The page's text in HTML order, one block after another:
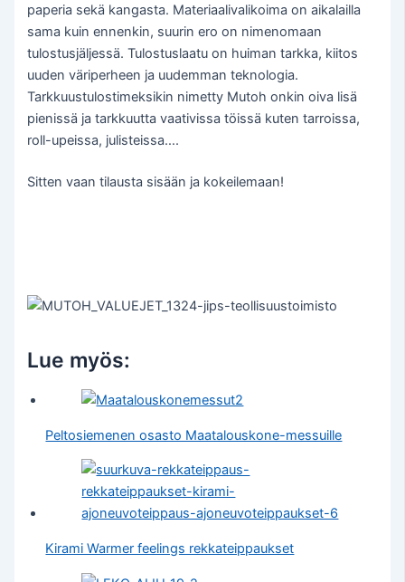
paperia sekä kangasta. Materiaalivalikoima on aikalailla
sama kuin ennenkin, suurin ero on nimenomaan
tulostusjäljessä. Tulostuslaatu on huiman tarkka, kiitos
uuden väriperheen ja uudemman teknologia.
Tarkkuustulostimeksikin nimetty Mutoh onkin oiva lisä
pienissä ja tarkkuutta vaativissa töissä kuten tarroissa,
roll-upeissa, julisteissa….
Sitten vaan tilausta sisään ja kokeilemaan!
Lue myös:
Peltosiemenen osasto Maatalouskone-messuille
Kirami Warmer feelings rekkateippaukset